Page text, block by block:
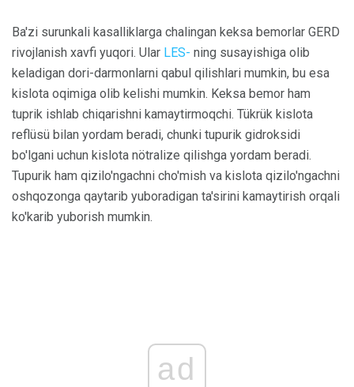
Ba'zi surunkali kasalliklarga chalingan keksa bemorlar GERD
rivojlanish xavfi yuqori. Ular LES- ning susayishiga olib
keladigan dori-darmonlarni qabul qilishlari mumkin, bu esa
kislota oqimiga olib kelishi mumkin. Keksa bemor ham
tuprik ishlab chiqarishni kamaytirmoqchi. Tükrük kislota
reflüsü bilan yordam beradi, chunki tupurik gidroksidi
bo'lgani uchun kislota nötralize qilishga yordam beradi.
Tupurik ham qizilo'ngachni cho'mish va kislota qizilo'ngachni
oshqozonga qaytarib yuboradigan ta'sirini kamaytirish orqali
ko'karib yuborish mumkin.
ad